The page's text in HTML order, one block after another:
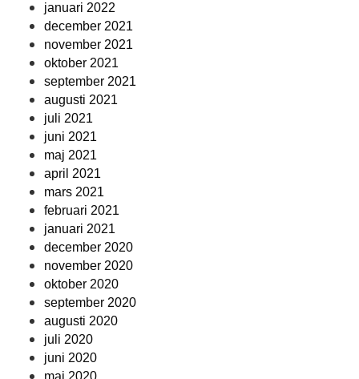
januari 2022
december 2021
november 2021
oktober 2021
september 2021
augusti 2021
juli 2021
juni 2021
maj 2021
april 2021
mars 2021
februari 2021
januari 2021
december 2020
november 2020
oktober 2020
september 2020
augusti 2020
juli 2020
juni 2020